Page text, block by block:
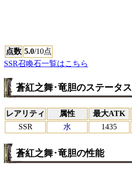
点数 5.0/10点
SSR召喚石一覧はこちら
蒼紅之舞･竜胆のステータス
レアリティ 属性 最大ATK
SSR
水 1435
蒼紅之舞･竜胆の性能